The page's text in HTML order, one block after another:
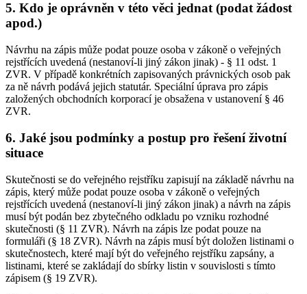
5. Kdo je oprávněn v této věci jednat (podat žádost
apod.)
Návrhu na zápis může podat pouze osoba v zákoně o veřejných
rejstřících uvedená (nestanoví-li jiný zákon jinak) - § 11 odst. 1
ZVR. V případě konkrétních zapisovaných právnických osob pak
za ně návrh podává jejich statutár. Speciální úprava pro zápis
založených obchodních korporací je obsažena v ustanovení § 46
ZVR.
6. Jaké jsou podmínky a postup pro řešení životní
situace
Skutečnosti se do veřejného rejstříku zapisují na základě návrhu na
zápis, který může podat pouze osoba v zákoně o veřejných
rejstřících uvedená (nestanoví-li jiný zákon jinak) a návrh na zápis
musí být podán bez zbytečného odkladu po vzniku rozhodné
skutečnosti (§ 11 ZVR). Návrh na zápis lze podat pouze na
formuláři (§ 18 ZVR). Návrh na zápis musí být doložen listinami o
skutečnostech, které mají být do veřejného rejstříku zapsány, a
listinami, které se zakládají do sbírky listin v souvislosti s tímto
zápisem (§ 19 ZVR).